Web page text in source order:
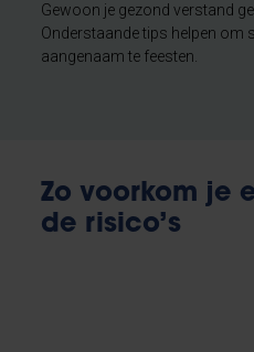
Gewoon je gezond verstand
Onderstaande tips helpen om
aangenaam te feesten.
Zo voorkom je
de risico’s